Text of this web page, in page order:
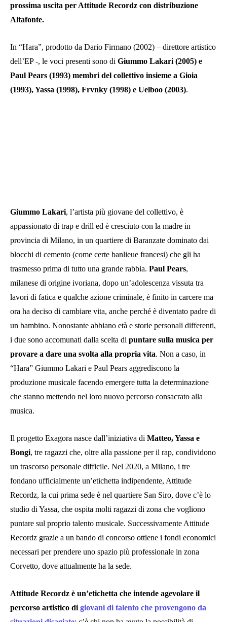
prossima uscita per Attitude Recordz con distribuzione
Altafonte.
In “Hara”, prodotto da Dario Firmano (2002) – direttore artistico
dell’EP -, le voci presenti sono di Giummo Lakari (2005) e
Paul Pears (1993) membri del collettivo insieme a Gioia
(1993), Yassa (1998), Frvnky (1998) e Uelboo (2003).
Giummo Lakari, l’artista più giovane del collettivo, è
appassionato di trap e drill ed è cresciuto con la madre in
provincia di Milano, in un quartiere di Baranzate dominato dai
blocchi di cemento (come certe banlieue francesi) che gli ha
trasmesso prima di tutto una grande rabbia. Paul Pears,
milanese di origine ivoriana, dopo un’adolescenza vissuta tra
lavori di fatica e qualche azione criminale, è finito in carcere ma
ora ha deciso di cambiare vita, anche perché è diventato padre di
un bambino. Nonostante abbiano età e storie personali differenti,
i due sono accomunati dalla scelta di puntare sulla musica per
provare a dare una svolta alla propria vita. Non a caso, in
“Hara” Giummo Lakari e Paul Pears aggrediscono la
produzione musicale facendo emergere tutta la determinazione
che stanno mettendo nel loro nuovo percorso consacrato alla
musica.
Il progetto Exagora nasce dall’iniziativa di Matteo, Yassa e
Bongi, tre ragazzi che, oltre alla passione per il rap, condividono
un trascorso personale difficile. Nel 2020, a Milano, i tre
fondano ufficialmente un’etichetta indipendente, Attitude
Recordz, la cui prima sede è nel quartiere San Siro, dove c’è lo
studio di Yassa, che ospita molti ragazzi di zona che vogliono
puntare sul proprio talento musicale. Successivamente Attitude
Recordz grazie a un bando di concorso ottiene i fondi economici
necessari per prendere uno spazio più professionale in zona
Corvetto, dove attualmente ha la sede.
Attitude Recordz è un’etichetta che intende agevolare il
percorso artistico di giovani di talento che provengono da